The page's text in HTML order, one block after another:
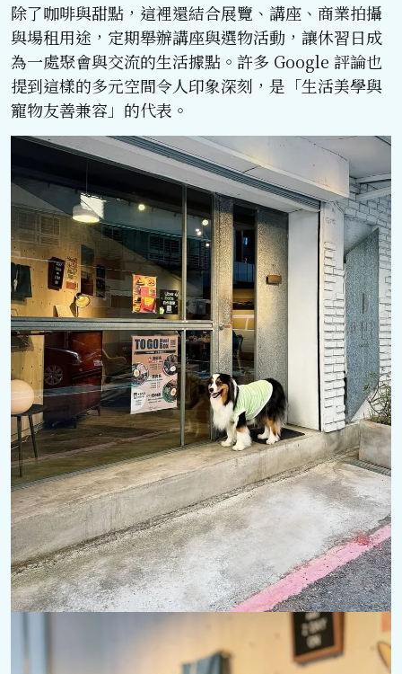
除了咖啡與甜點，這裡還結合展覽、講座、商業拍攝
與場租用途，定期舉辦講座與選物活動，讓休習日成
為一處聚會與交流的生活據點。許多 Google 評論也
提到這樣的多元空間令人印象深刻，是「生活美學與
寵物友善兼容」的代表。